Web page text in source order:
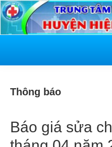
Skip
to
primary
Skip
to
content
Skip
to
primary
Skip
to
footer
Thông báo
Báo giá sửa